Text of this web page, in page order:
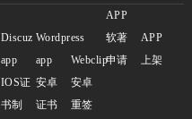
Discuz
app
Wordpress
app
Webclip
APP
软著
申请
APP
上架
IOS证
书制
安卓
证书
安卓
重签